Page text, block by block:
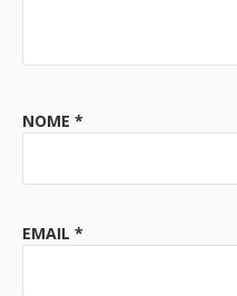
NOME *
EMAIL *